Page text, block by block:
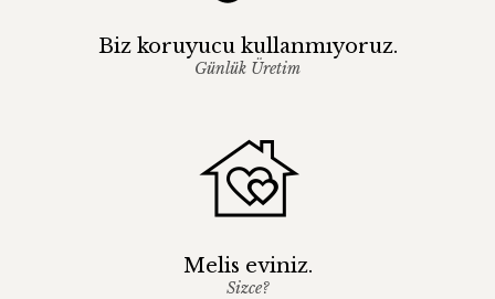
Biz koruyucu kullanmıyoruz.
Günlük Üretim
Melis eviniz.
Sizce?